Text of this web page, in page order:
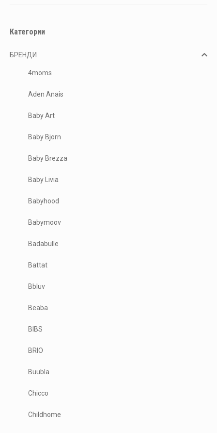
Категории
БРЕНДИ
4moms
Aden Anais
Baby Art
Baby Bjorn
Baby Brezza
Baby Livia
Babyhood
Babymoov
Badabulle
Battat
Bbluv
Beaba
BIBS
BRIO
Buubla
Chicco
Childhome